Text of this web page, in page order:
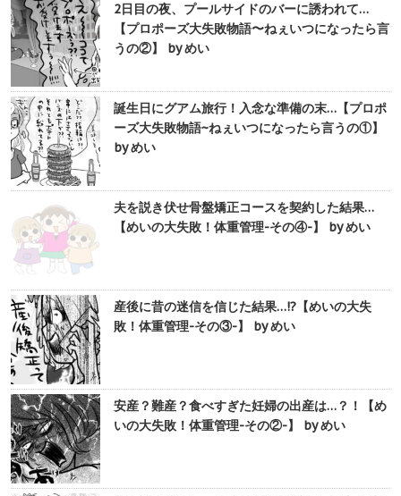
2日目の夜、プールサイドのバーに誘われて…
【プロポーズ大失敗物語〜ねぇいつになったら言
うの②】 by めい
誕生日にグアム旅行！入念な準備の末…【プロポ
ーズ大失敗物語~ねぇいつになったら言うの①】
by めい
夫を説き伏せ骨盤矯正コースを契約した結果…
【めいの大失敗！体重管理-その④-】 by めい
産後に昔の迷信を信じた結果…!?【めいの大失
敗！体重管理-その③-】 by めい
安産？難産？食べすぎた妊婦の出産は…？！【め
いの大失敗！体重管理-その②-】 by めい